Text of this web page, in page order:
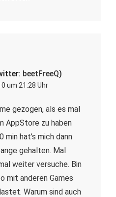
beetFreeQ)
um 21:28 Uhr
gezogen, als es mal
AppStore zu haben
min hat’s mich dann
gehalten. Mal
weiter versuche. Bin
mit anderen Games
Warum sind auch